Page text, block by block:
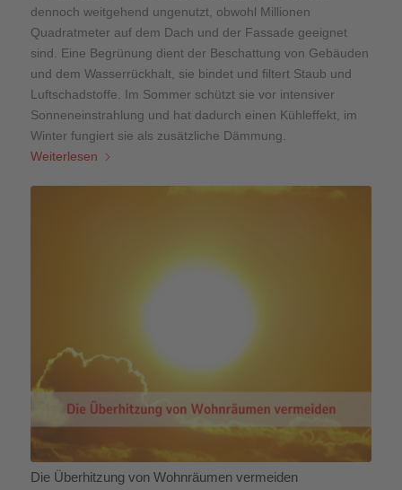
dennoch weitgehend ungenutzt, obwohl Millionen
Quadratmeter auf dem Dach und der Fassade geeignet
sind. Eine Begrünung dient der Beschattung von Gebäuden
und dem Wasserrückhalt, sie bindet und filtert Staub und
Luftschadstoffe. Im Sommer schützt sie vor intensiver
Sonneneinstrahlung und hat dadurch einen Kühleffekt, im
Winter fungiert sie als zusätzliche Dämmung.
Weiterlesen
Die Überhitzung von Wohnräumen vermeiden